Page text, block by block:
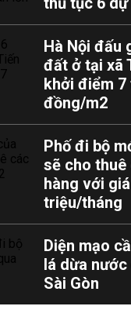
Hà Nội đấu
đất ở tại xã
khởi điểm 7
đồng/m2
Phố đi bộ
sẽ cho thuê
hàng với
triệu/tháng
Diện mạo
lá dừa
Sài Gòn